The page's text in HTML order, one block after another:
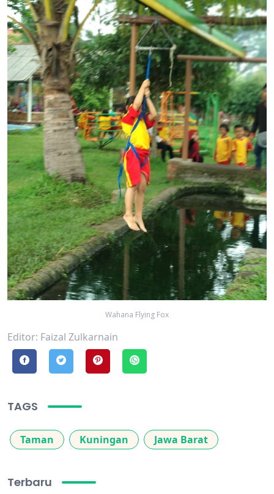
Wahana Flying Fox
Editor: Faizal Zulkarnain
TAGS
Taman Kuningan Jawa Barat
Terbaru